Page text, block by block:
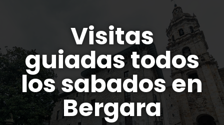
Visitas
guiadas todos
los sabados en
Bergara